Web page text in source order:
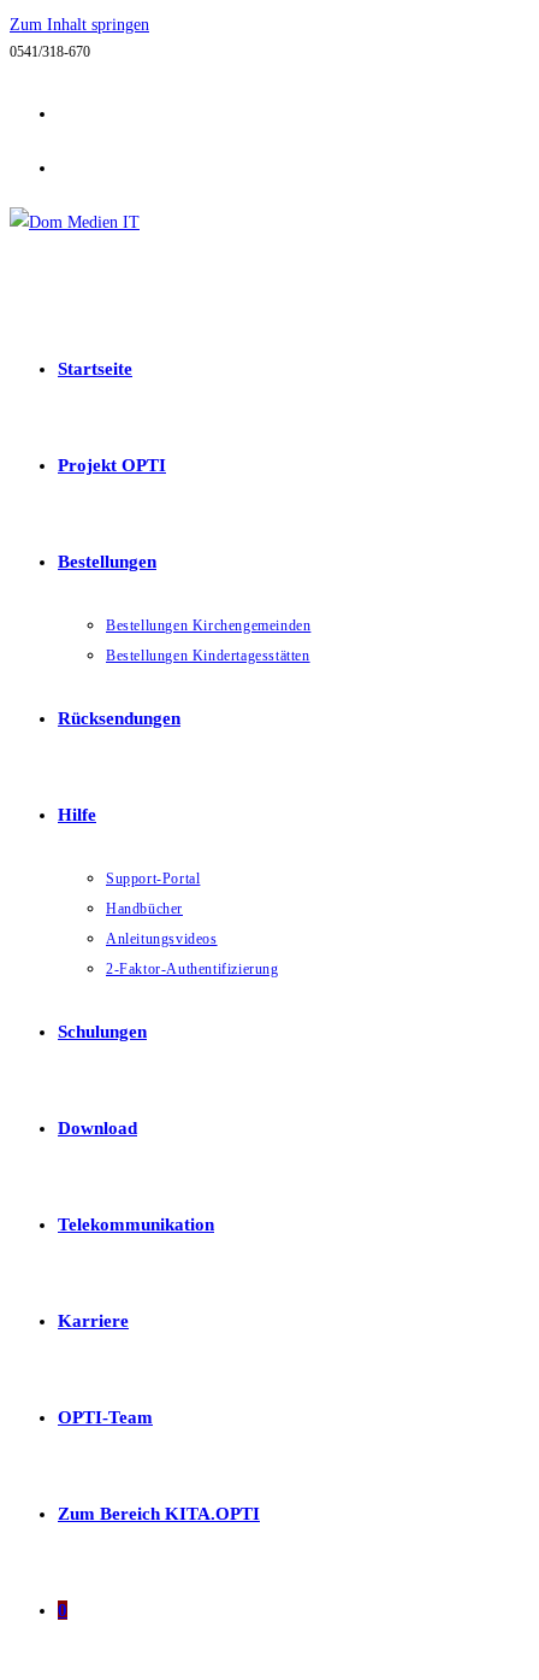
Zum Inhalt springen
0541/318-670
Startseite
Projekt OPTI
Bestellungen
Bestellungen Kirchengemeinden
Bestellungen Kindertagesstätten
Rücksendungen
Hilfe
Support-Portal
Handbücher
Anleitungsvideos
2-Faktor-Authentifizierung
Schulungen
Download
Telekommunikation
Karriere
OPTI-Team
Zum Bereich KITA.OPTI
0